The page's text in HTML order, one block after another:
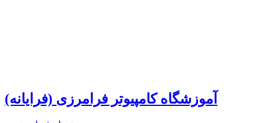
آموزشگاه کامپیوتر فرامرزی (فرایانه)